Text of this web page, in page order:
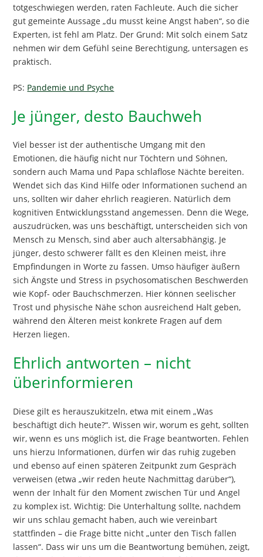
totgeschwiegen werden, raten Fachleute. Auch die sicher
gut gemeinte Aussage „du musst keine Angst haben“, so die
Experten, ist fehl am Platz. Der Grund: Mit solch einem Satz
nehmen wir dem Gefühl seine Berechtigung, untersagen es
praktisch.
PS: Pandemie und Psyche
Je jünger, desto Bauchweh
Viel besser ist der authentische Umgang mit den
Emotionen, die häufig nicht nur Töchtern und Söhnen,
sondern auch Mama und Papa schlaflose Nächte bereiten.
Wendet sich das Kind Hilfe oder Informationen suchend an
uns, sollten wir daher ehrlich reagieren. Natürlich dem
kognitiven Entwicklungsstand angemessen. Denn die Wege,
auszudrücken, was uns beschäftigt, unterscheiden sich von
Mensch zu Mensch, sind aber auch altersabhängig. Je
jünger, desto schwerer fällt es den Kleinen meist, ihre
Empfindungen in Worte zu fassen. Umso häufiger äußern
sich Ängste und Stress in psychosomatischen Beschwerden
wie Kopf- oder Bauchschmerzen. Hier können seelischer
Trost und physische Nähe schon ausreichend Halt geben,
während den Älteren meist konkrete Fragen auf dem
Herzen liegen.
Ehrlich antworten – nicht
überinformieren
Diese gilt es herauszukitzeln, etwa mit einem „Was
beschäftigt dich heute?“. Wissen wir, worum es geht, sollten
wir, wenn es uns möglich ist, die Frage beantworten. Fehlen
uns hierzu Informationen, dürfen wir das ruhig zugeben
und ebenso auf einen späteren Zeitpunkt zum Gespräch
verweisen (etwa „wir reden heute Nachmittag darüber“),
wenn der Inhalt für den Moment zwischen Tür und Angel
zu komplex ist. Wichtig: Die Unterhaltung sollte, nachdem
wir uns schlau gemacht haben, auch wie vereinbart
stattfinden – die Frage bitte nicht „unter den Tisch fallen
lassen“. Dass wir uns um die Beantwortung bemühen, zeigt,